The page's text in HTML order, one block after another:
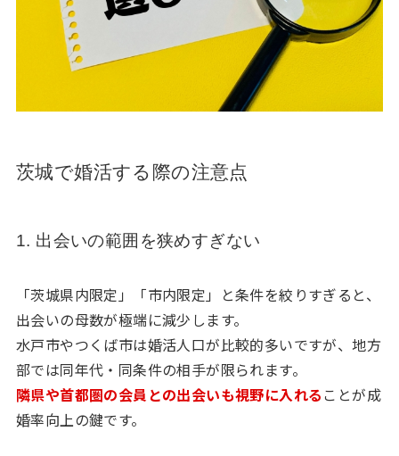
茨城で婚活する際の注意点
1. 出会いの範囲を狭めすぎない
「茨城県内限定」「市内限定」と条件を絞りすぎると、
出会いの母数が極端に減少します。
水戸市やつくば市は婚活人口が比較的多いですが、地方
部では同年代・同条件の相手が限られます。
隣県や首都圏の会員との出会いも視野に入れる ことが成
婚率向上の鍵です。